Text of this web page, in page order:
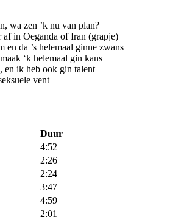
wa zen ’k nu van plan?
af in Oeganda of Iran (grapje)
en da ’s helemaal ginne zwans
‘k helemaal gin kans
en ik heb ook gin talent
vent
Duur
4:52
2:26
2:24
3:47
4:59
2:01